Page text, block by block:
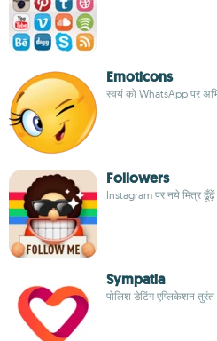
Emoticons
स्वयं को WhatsApp पर
Followers
Instagram पर नये मित्र ढूँढ़ें
Sympatia
पोलिश डेटिंग एप्लिकेशन